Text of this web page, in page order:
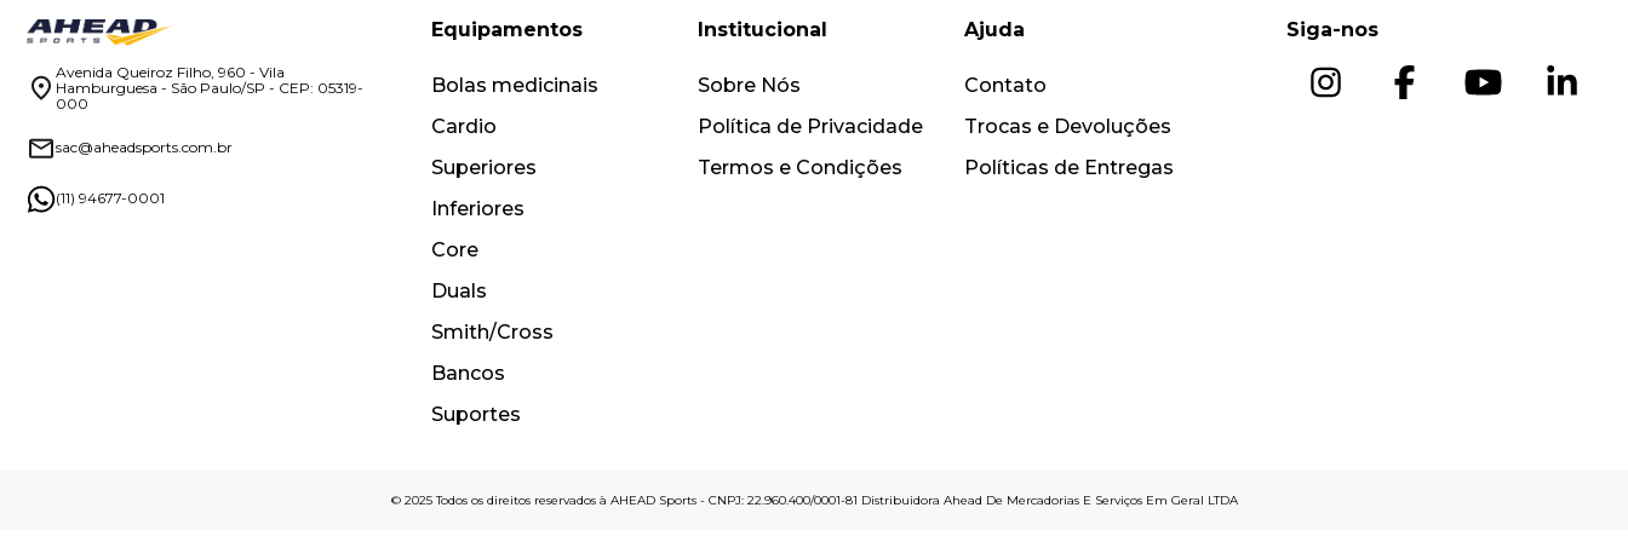
Avenida Queiroz Filho, 960 - Vila
Hamburguesa - São Paulo/SP - CEP: 05319-
000
sac@aheadsports.com.br
(11) 94677-0001
Equipamentos
Bolas medicinais
Cardio
Superiores
Inferiores
Core
Duals
Smith/Cross
Bancos
Suportes
Institucional
Sobre Nós
Política de Privacidade
Termos e Condições
Ajuda
Contato
Trocas e Devoluções
Políticas de Entregas
Siga-nos
© 2025 Todos os direitos reservados à AHEAD Sports - CNPJ: 22.960.400/0001-81 Distribuidora Ahead De Mercadorias E Serviços Em Geral LTDA